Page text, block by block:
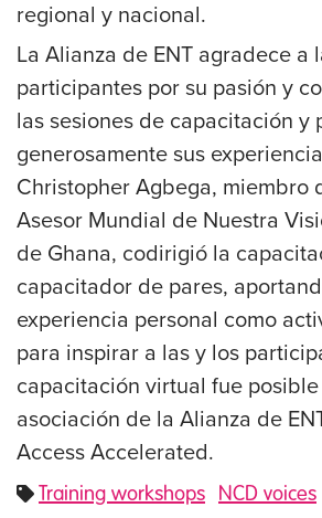
regional y nacional.
La Alianza de ENT agradece a
participantes por su pasión y
las sesiones de capacitación y
generosamente sus
Christopher Agbega, miembro
Asesor Mundial de Nuestra
de Ghana, codirigió la
capacitador de pares,
experiencia personal como
para inspirar a las y los
capacitación virtual fue
asociación de la Alianza de
Access Accelerated.
Training workshops NCD voices